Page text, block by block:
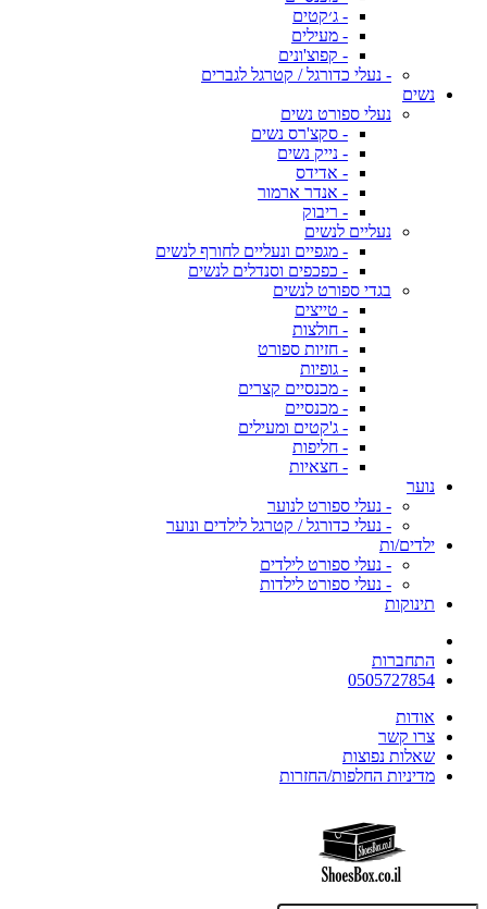
- ג׳קטים
- מעילים
- קפוצ'ונים
- נעלי כדורגל / קטרגל לגברים
נשים
נעלי ספורט נשים
- סקצ'רס נשים
- נייק נשים
- אדידס
- אנדר ארמור
- ריבוק
נעליים לנשים
- מגפיים ונעליים לחורף לנשים
- כפכפים וסנדלים לנשים
בגדי ספורט לנשים
- טייצים
- חולצות
- חזיות ספורט
- גופיות
- מכנסיים קצרים
- מכנסיים
- ג'קטים ומעילים
- חליפות
- חצאיות
נוער
- נעלי ספורט לנוער
- נעלי כדורגל / קטרגל לילדים ונוער
ילדים/ות
- נעלי ספורט לילדים
- נעלי ספורט לילדות
תינוקות
התחברות
0505727854
אודות
צרו קשר
שאלות נפוצות
מדיניות החלפות/החזרות